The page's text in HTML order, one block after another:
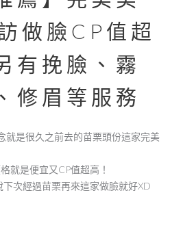
做臉CP值超
有挽臉、霧
修眉等服務
就是很久之前去的苗栗頭份這家完美
就是便宜又CP值超高！
次經過苗栗再來這家做臉就好XD